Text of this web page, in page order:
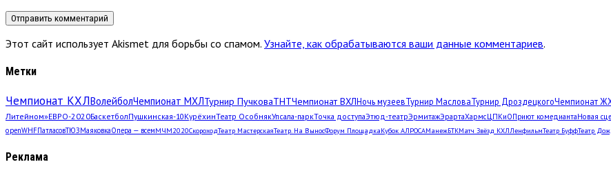
Этот сайт использует Akismet для борьбы со спамом. Узнайте, как обрабатываются ваши данные комментариев.
Метки
Чемпионат КХЛВолейболЧемпионат МХЛТурнир ПучковаТНТЧемпионат ВХЛНочь музеевТурнир МасловаТурнир ДроздецкогоЧемпионат
Литейном»ЕВРО-2020БаскетболПушкинская-10КурёхинТеатр ОсобнякУпсала-паркТочка доступаЭтюд-театрЭрмитажЭрартаХармсЦПКиОПриют комедиантаНовая
openWHFПатласовТЮЗМаяковкаОпера — всемМЧМ2020СкороходТеатр МастерскаяТеатр. На ВыносФорум ПлощадкаКубок АЛРОСАМанежБТКМатч Звёзд КХЛЛенфильмТеатр БуффТеатр
Реклама